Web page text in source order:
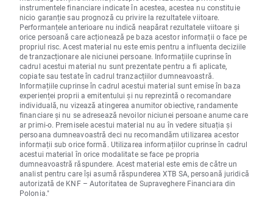
instrumentele financiare indicate în acestea, acestea nu constituie
nicio garanție sau prognoză cu privire la rezultatele viitoare.
Performanțele anterioare nu indică neapărat rezultatele viitoare și
orice persoană care acționează pe baza acestor informații o face pe
propriul risc. Acest material nu este emis pentru a influenta deciziile
de tranzacționare ale niciunei persoane. Informațiile cuprinse în
cadrul acestui material nu sunt prezentate pentru a fi aplicate,
copiate sau testate în cadrul tranzacțiilor dumneavoastră.
Informațiile cuprinse în cadrul acestui material sunt emise în baza
experienței proprii a emitentului și nu reprezintă o recomandare
individuală, nu vizează atingerea anumitor obiective, randamente
financiare și nu se adresează nevoilor niciunei persoane anume care
ar primi-o. Premisele acestui material nu au în vedere situația și
persoana dumneavoastră deci nu recomandăm utilizarea acestor
informații sub orice formă. Utilizarea informațiilor cuprinse în cadrul
acestui material în orice modalitate se face pe propria
dumneavoastră răspundere. Acest material este emis de către un
analist pentru care își asumă răspunderea XTB SA, persoană juridică
autorizată de KNF – Autoritatea de Supraveghere Financiara din
Polonia."